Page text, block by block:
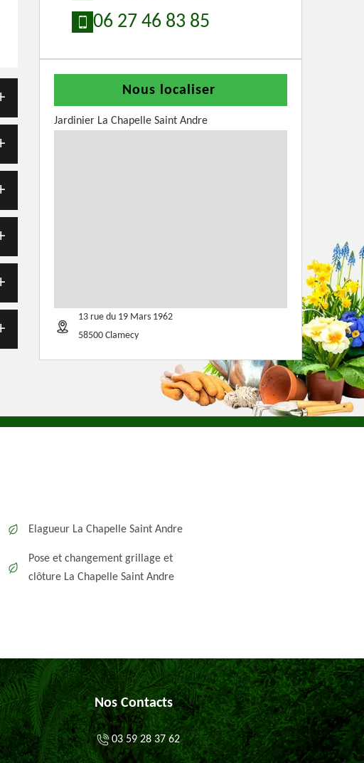
06 27 46 83 85
Nous localiser
Jardinier La Chapelle Saint Andre
13 rue du 19 Mars 1962
58500 Clamecy
Elagueur La Chapelle Saint Andre
Pose et changement grillage et
clôture La Chapelle Saint Andre
Nos Contacts
03 59 28 37 62